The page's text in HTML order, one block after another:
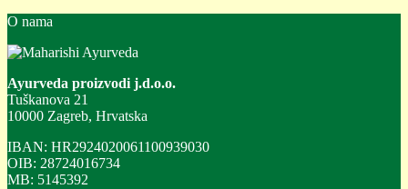
O nama
Ayurveda proizvodi j.d.o.o.
Tuškanova 21
10000 Zagreb, Hrvatska
IBAN: HR2924020061100939030
OIB: 28724016734
MB: 5145392